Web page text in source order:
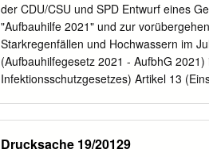
der CDU/CSU und SPD Entwurf eines
"Aufbauhilfe 2021" und zur
Starkregenfällen und Hochwassern im
(Aufbauhilfegesetz 2021 - AufbhG
Infektionsschutzgesetzes) Artikel 13
Michael von Abercron X Stephan Albani
Drucksache 19/20129